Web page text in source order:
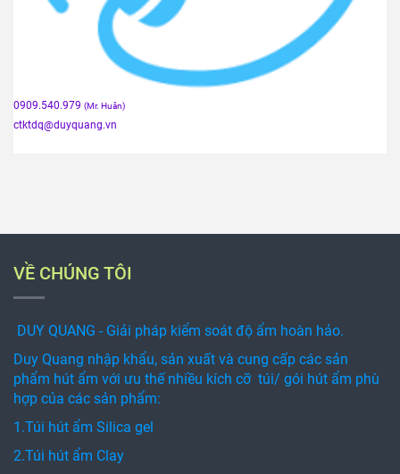
0909.540.979 (Mr. Huân)
ctktdq@duyquang.vn
VỀ CHÚNG TÔI
DUY QUANG - Giải pháp kiểm soát độ ẩm hoàn hảo.
Duy Quang nhập khẩu, sản xuất và cung cấp các sản
phẩm hút ẩm với ưu thế nhiều kích cỡ túi/ gói hút ẩm phù
hợp của các sản phẩm:
1.Túi hút ẩm Silica gel
2.Túi hút ẩm Clay